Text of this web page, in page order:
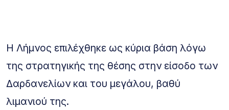
Η Λήμνος επιλέχθηκε ως κύρια βάση λόγω
της στρατηγικής της θέσης στην είσοδο των
Δαρδανελίων και του μεγάλου, βαθύ
λιμανιού της.